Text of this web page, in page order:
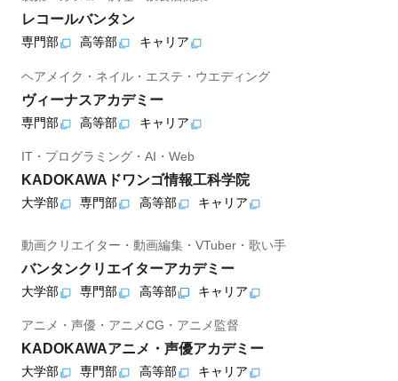
レコールバンタン
専門部 高等部 キャリア
ヘアメイク・ネイル・エステ・ウエディング
ヴィーナスアカデミー
専門部 高等部 キャリア
IT・プログラミング・AI・Web
KADOKAWAドワンゴ情報工科学院
大学部 専門部 高等部 キャリア
動画クリエイター・動画編集・VTuber・歌い手
バンタンクリエイターアカデミー
大学部 専門部 高等部 キャリア
アニメ・声優・アニメCG・アニメ監督
KADOKAWAアニメ・声優アカデミー
大学部 専門部 高等部 キャリア